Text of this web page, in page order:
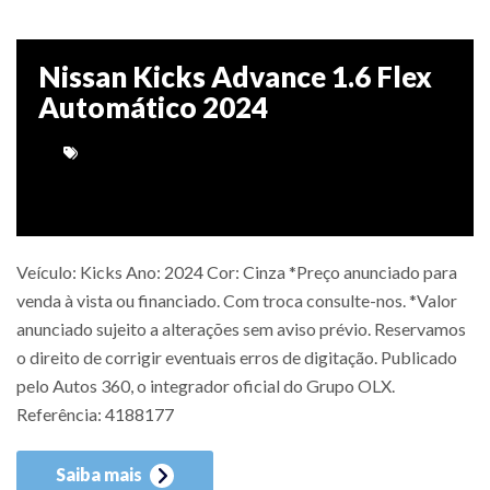
Nissan Kicks Advance 1.6 Flex
Automático 2024
Veículo: Kicks Ano: 2024 Cor: Cinza *Preço anunciado para
venda à vista ou financiado. Com troca consulte-nos. *Valor
anunciado sujeito a alterações sem aviso prévio. Reservamos
o direito de corrigir eventuais erros de digitação. Publicado
pelo Autos 360, o integrador oficial do Grupo OLX.
Referência: 4188177
Saiba mais